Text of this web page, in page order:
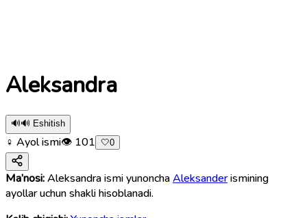
Aleksandra
🔊🔊 Eshitish
♀ Ayol ismi👁 101 🤍0
Ma’nosi:Aleksandra ismi yunonchaAleksanderismining
ayollar uchun shakli hisoblanadi.